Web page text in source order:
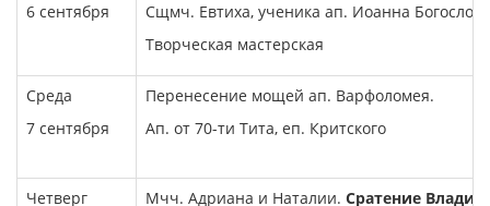
6 сентября
Сщмч. Евтиха, ученика ап. Иоанна Богослова
Творческая мастерская
Среда
7 сентября
Перенесение мощей ап. Варфоломея.
Ап. от 70-ти Тита, еп. Критского
Четверг
Мчч. Адриана и Наталии. Сратение